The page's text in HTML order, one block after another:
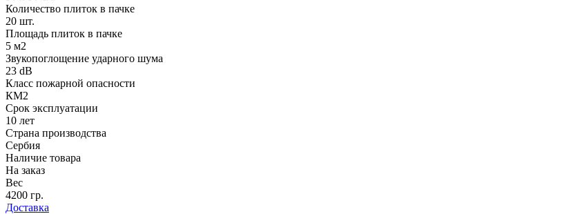
Количество плиток в пачке
20 шт.
Площадь плиток в пачке
5 м2
Звукопоглощение ударного шума
23 dB
Класс пожарной опасности
КМ2
Срок эксплуатации
10 лет
Страна производства
Сербия
Наличие товара
На заказ
Вес
4200 гр.
Доставка